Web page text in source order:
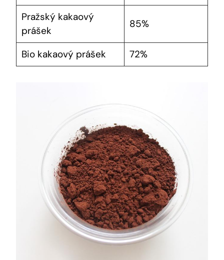
Pražský kakaový
prášek
85%
Bio kakaový prášek 72%